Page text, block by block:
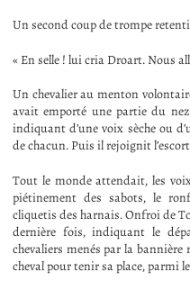
Un second coup de trompe
« En selle ! lui cria Droart. Nous
Un chevalier au menton
avait emporté une partie du
indiquant d’une voix sèche ou
de chacun. Puis il rejoignit
Tout le monde attendait, les
piétinement des sabots, le
cliquetis des harnais. Onfroi de
dernière fois, indiquant le
chevaliers menés par la
cheval pour tenir sa place, parmi